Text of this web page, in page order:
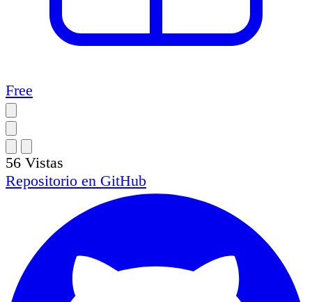
Free
56 Vistas
Repositorio en GitHub